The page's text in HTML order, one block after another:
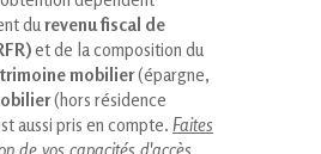
du revenu fiscal de
et de la composition du
mobilier(épargne,
(hors résidence
aussi pris en compte. Faites
de vos capacités d'accès